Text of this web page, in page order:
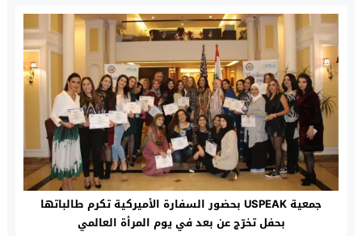
جمعية USPEAK بحضور السفارة الأميركية تكرم طالباتها
بحفل تخرّج عن بعد في يوم المرأة العالمي